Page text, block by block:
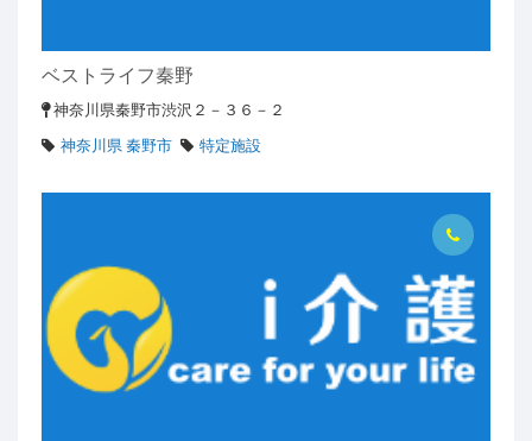
ベストライフ秦野
神奈川県秦野市渋沢２－３６－２
神奈川県 秦野市
特定施設